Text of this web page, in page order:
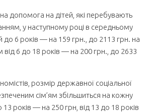
допомога на дітей, які перебувають
у наступному році в середньому
до 6 років — на 159 грн., до 2113 грн. на
від 6 до 18 років — на 200 грн., до 2633
розмір державної соціальної
сім’ям збільшиться на кожну
13 років — на 250 грн, від 13 до 18 років